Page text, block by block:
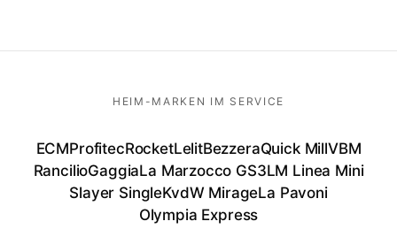
HEIM-MARKEN IM SERVICE
ECMProfitecRocketLelitBezzeraQuick MillVBM
RancilioGaggiaLa Marzocco GS3LM Linea Mini
Slayer SingleKvdW MirageLa Pavoni
Olympia Express